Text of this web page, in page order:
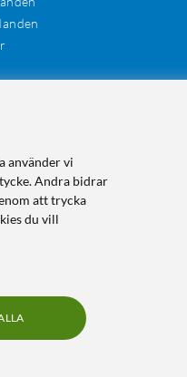
använder vi
Andra bidrar
att trycka
du vill